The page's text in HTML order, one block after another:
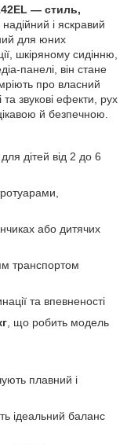
— стиль,
надійний і яскравий
для юних
шкіряному сидінню,
панелі, він стане
про власний
та звукові ефекти, рух
й безпечною.
дітей від 2 до 6
або дитячих
транспортом
та впевненості
, що робить модель
плавний і
ідеальний баланс